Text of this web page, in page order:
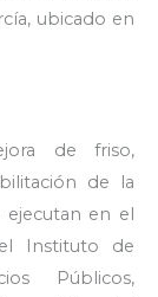
ubicado en
de friso,
de la
ejecutan en el
Instituto de
Públicos,